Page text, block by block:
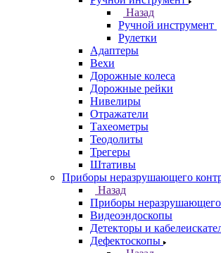
Назад
Ручной инструмент
Рулетки
Адаптеры
Вехи
Дорожные колеса
Дорожные рейки
Нивелиры
Отражатели
Тахеометры
Теодолиты
Трегеры
Штативы
Приборы неразрушающего
Назад
Приборы неразрушающего
Видеоэндоскопы
Детекторы и
Дефектоскопы